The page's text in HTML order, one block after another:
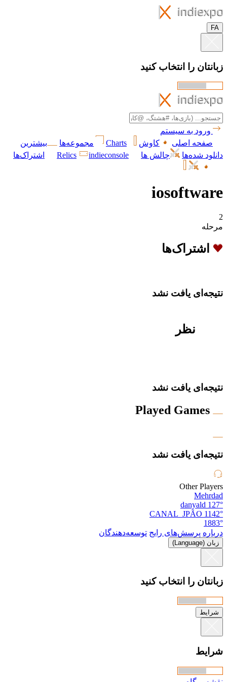
FA
زبانتان را انتخاب کنید
ورود به سیستم
صفحه اصلی
کاوش Charts مجموعه‌ها
بیشترین
دانلود شده‌ها
چالش ها Relics indieconsole اشتراک‌ها
iosoftware
2
مرحله
اشتراک‌ها
نتیجه‌ای یافت نشد
نظر
نتیجه‌ای یافت نشد
Played Games
نتیجه‌ای یافت نشد
Other Players
Mehrdad
127°
danyald
1142°
CANAL_JPÃO
1883°
درباره پرسش‌های رایج توسعه‌دهندگان
زبان (Language)
زبانتان را انتخاب کنید
شرایط
شرایط